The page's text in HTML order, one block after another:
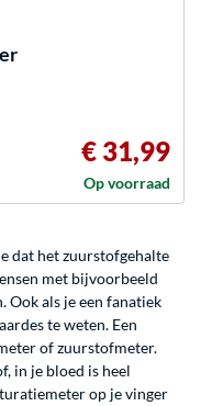
€ 31,99
Op voorraad
dat het zuurstofgehalte
met bijvoorbeeld
Ook als je een fanatiek
te weten. Een
of zuurstofmeter.
in je bloed is heel
op je vinger